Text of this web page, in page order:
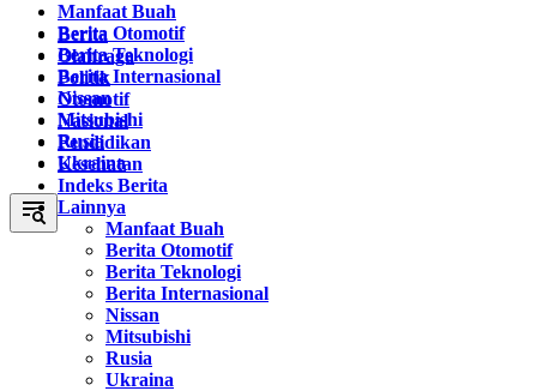
Manfaat Buah
Berita Otomotif
Berita Teknologi
Berita Internasional
Nissan
Mitsubishi
Rusia
Ukraina
Berita
Olahraga
Politik
Otomotif
Nasional
Pendidikan
Kesehatan
Indeks Berita
Lainnya
Manfaat Buah
Berita Otomotif
Berita Teknologi
Berita Internasional
Nissan
Mitsubishi
Rusia
Ukraina